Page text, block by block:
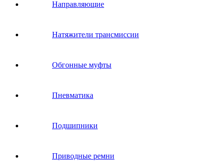
Направляющие
Натяжители трансмиссии
Обгонные муфты
Пневматика
Подшипники
Приводные ремни